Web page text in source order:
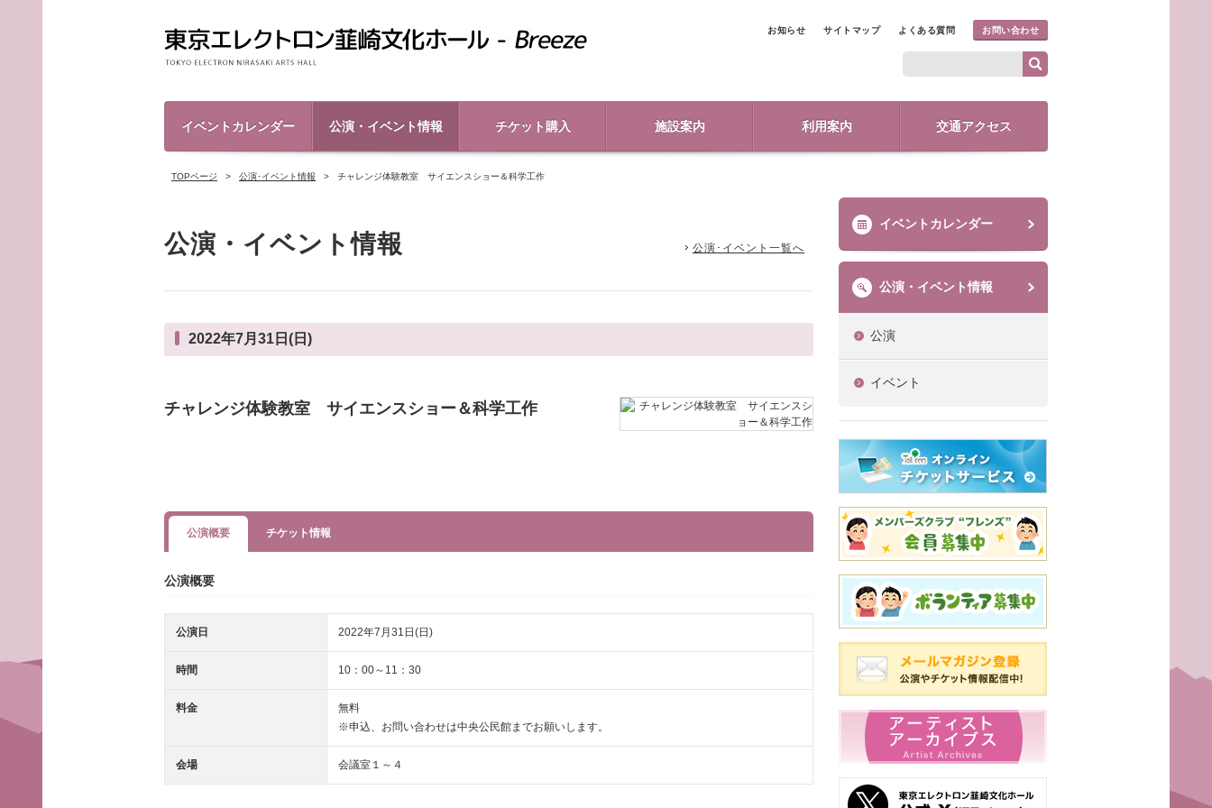
お知らせ サイトマップ よくある質問 お問い合わせ
イベントカレンダー 公演・イベント情報 チケット購入 施設案内 利用案内 交通アクセス
TOPページ 公演･イベント情報 チャレンジ体験教室 サイエンスショー＆科学工作
公演・イベント情報 公演･イベント一覧へ
2022年7月31日(日)
チャレンジ体験教室 サイエンスショー＆科学工作
公演概要 チケット情報
公演概要
公演日 2022年7月31日(日)
時間 10：00～11：30
料金
無料
※申込、お問い合わせは中央公民館までお願いします。
会場 会議室１～４
イベントカレンダー
公演・イベント情報
公演
イベント